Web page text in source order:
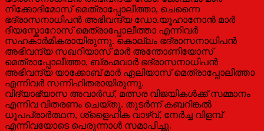
നിക്കോദിമോസ് മെത്രാപ്പോലീത്താ, ചെന്നൈ
ഭദ്രാസനാധിപന്‍ അഭിവന്ദ്യ ഡോ.യൂഹാനോന്‍ മാര്‍
ദീയസ്കോറോസ് മെത്രാപ്പോലീത്താ എന്നിവര്‍
സഹകാര്‍മികരായിരുന്നു. കൊല്ലം ഭദ്രാസനാധിപന്‍
അഭിവന്ദ്യ സഖറിയാസ് മാര്‍ അന്തോണിയോസ്
മെത്രാപ്പോലീത്താ, ബ്രഹ്മവാര്‍ ഭദ്രാസനാധിപന്‍
അഭിവന്ദ്യ യാക്കോബ് മാര്‍ ഏലിയാസ് മെത്രാപ്പോലീത്താ
എന്നിവര്‍ സന്നിഹിതരായിരുന്നു.
വിദ്യാഭ്യാസ അവാര്‍ഡ്, മത്സര വിജയികള്‍ക്ക് സമ്മാനം
എന്നിവ വിതരണം ചെയ്തു. തുടര്‍ന്ന് കബറിങ്കല്‍
ധൂപപ്രാര്‍ത്ഥന, ശ്ളൈഹിക വാഴ്വ്, നേര്‍ച്ച വിളമ്പ്
എന്നിവയോടെ പെരുന്നാള്‍ സമാപിച്ചു.